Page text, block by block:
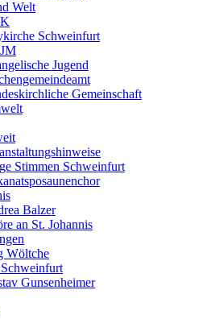
Welt
Schweinfurt
Jugend
Gemeinschaft
Stimmen Schweinfurt
Balzer
an St. Johannis
Wöltche
Gunsenheimer